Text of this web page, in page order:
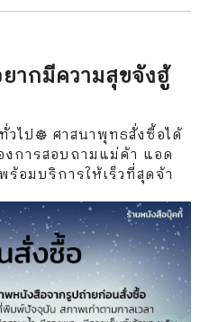
ากมีความสุขจังฮู้
วไป☸️ ศาสนาพุทธสั่งซื้อได้
การสอบถามแม่ค้า แอด
ร้อมบริการให้เร็วที่สุดจ้า